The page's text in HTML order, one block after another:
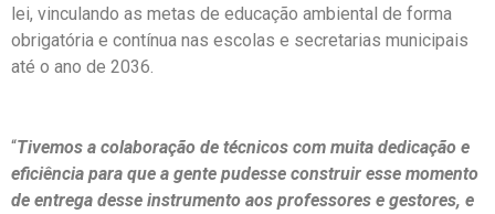
lei, vinculando as metas de educação ambiental de forma
obrigatória e contínua nas escolas e secretarias municipais
até o ano de 2036.
“Tivemos a colaboração de técnicos com muita dedicação e
eficiência para que a gente pudesse construir esse momento
de entrega desse instrumento aos professores e gestores, e